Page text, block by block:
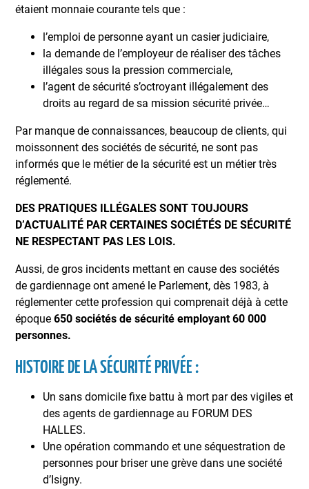
étaient monnaie courante tels que :
l’emploi de personne ayant un casier judiciaire,
la demande de l’employeur de réaliser des tâches
illégales sous la pression commerciale,
l’agent de sécurité s’octroyant illégalement des
droits au regard de sa mission sécurité privée…
Par manque de connaissances, beaucoup de clients, qui
moissonnent des sociétés de sécurité, ne sont pas
informés que le métier de la sécurité est un métier très
réglementé.
DES PRATIQUES ILLÉGALES SONT TOUJOURS
D’ACTUALITÉ PAR CERTAINES SOCIÉTÉS DE SÉCURITÉ
NE RESPECTANT PAS LES LOIS.
Aussi, de gros incidents mettant en cause des sociétés
de gardiennage ont amené le Parlement, dès 1983, à
réglementer cette profession qui comprenait déjà à cette
époque650 sociétés de sécurité employant 60 000
personnes.
HISTOIRE DE LA SÉCURITÉ PRIVÉE :
Un sans domicile fixe battu à mort par des vigiles et
des agents de gardiennage au FORUM DES
HALLES.
Une opération commando et une séquestration de
personnes pour briser une grève dans une société
d’Isigny.